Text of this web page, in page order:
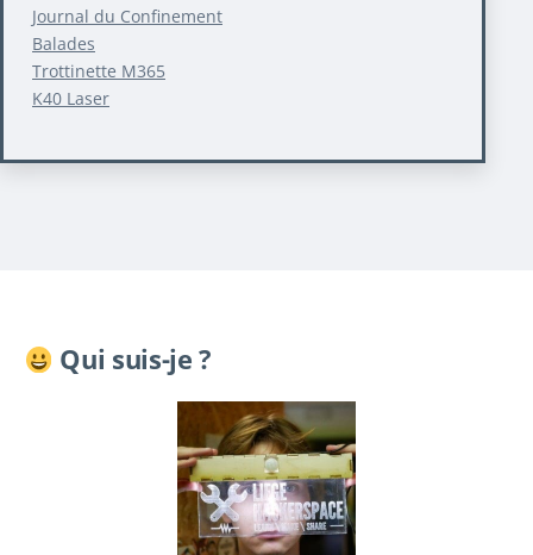
Journal du Confinement
Balades
Trottinette M365
K40 Laser
Qui suis-je ?